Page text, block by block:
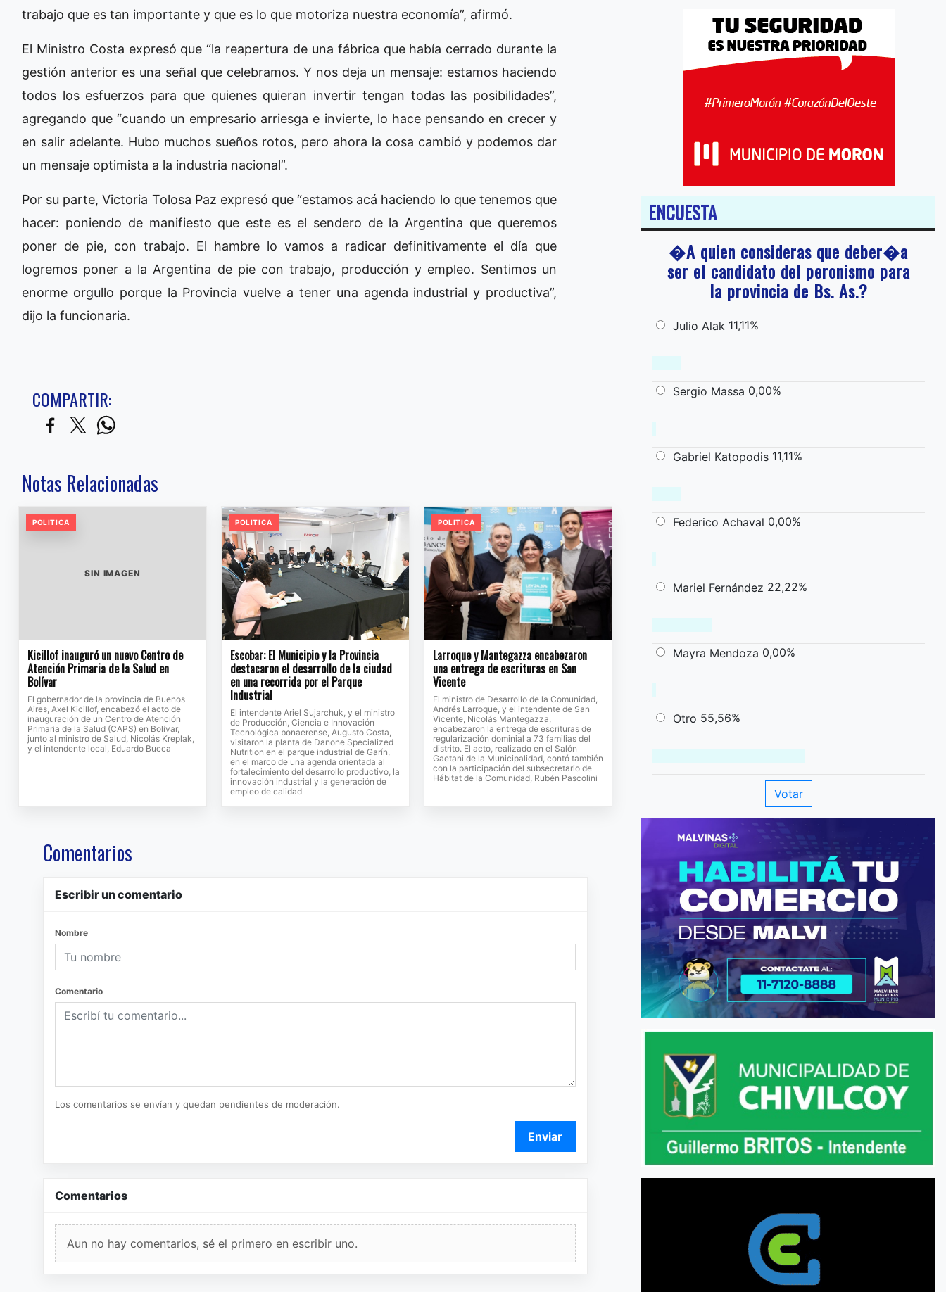
trabajo que es tan importante y que es lo que motoriza nuestra economía”, afirmó.
El Ministro Costa expresó que “la reapertura de una fábrica que había cerrado durante la
gestión anterior es una señal que celebramos. Y nos deja un mensaje: estamos haciendo
todos los esfuerzos para que quienes quieran invertir tengan todas las posibilidades”,
agregando que “cuando un empresario arriesga e invierte, lo hace pensando en crecer y
en salir adelante. Hubo muchos sueños rotos, pero ahora la cosa cambió y podemos dar
un mensaje optimista a la industria nacional”.
Por su parte, Victoria Tolosa Paz expresó que “estamos acá haciendo lo que tenemos que
hacer: poniendo de manifiesto que este es el sendero de la Argentina que queremos
poner de pie, con trabajo. El hambre lo vamos a radicar definitivamente el día que
logremos poner a la Argentina de pie con trabajo, producción y empleo. Sentimos un
enorme orgullo porque la Provincia vuelve a tener una agenda industrial y productiva”,
dijo la funcionaria.
COMPARTIR:
Notas Relacionadas
POLITICA
SIN IMAGEN
Kicillof inauguró un nuevo Centro de
Atención Primaria de la Salud en
Bolívar
El gobernador de la provincia de Buenos
Aires, Axel Kicillof, encabezó el acto de
inauguración de un Centro de Atención
Primaria de la Salud (CAPS) en Bolívar,
junto al ministro de Salud, Nicolás Kreplak,
y el intendente local, Eduardo Bucca
POLITICA
Escobar: El Municipio y la Provincia
destacaron el desarrollo de la ciudad
en una recorrida por el Parque
Industrial
El intendente Ariel Sujarchuk, y el ministro
de Producción, Ciencia e Innovación
Tecnológica bonaerense, Augusto Costa,
visitaron la planta de Danone Specialized
Nutrition en el parque industrial de Garín,
en el marco de una agenda orientada al
fortalecimiento del desarrollo productivo, la
innovación industrial y la generación de
empleo de calidad
POLITICA
Larroque y Mantegazza encabezaron
una entrega de escrituras en San
Vicente
El ministro de Desarrollo de la Comunidad,
Andrés Larroque, y el intendente de San
Vicente, Nicolás Mantegazza,
encabezaron la entrega de escrituras de
regularización dominial a 73 familias del
distrito. El acto, realizado en el Salón
Gaetani de la Municipalidad, contó también
con la participación del subsecretario de
Hábitat de la Comunidad, Rubén Pascolini
Comentarios
Escribir un comentario
Nombre
Comentario
Los comentarios se envían y quedan pendientes de moderación.
Enviar
Comentarios
Aun no hay comentarios, sé el primero en escribir uno.
ENCUESTA
�A quien consideras que deber�a
ser el candidato del peronismo para
la provincia de Bs. As.?
Julio Alak 11,11%
Sergio Massa 0,00%
Gabriel Katopodis 11,11%
Federico Achaval 0,00%
Mariel Fernández 22,22%
Mayra Mendoza 0,00%
Otro 55,56%